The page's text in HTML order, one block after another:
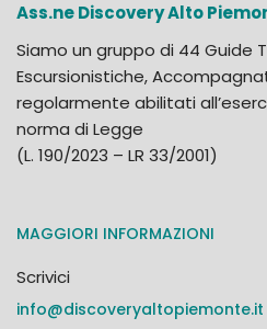
Ass.ne Discovery Alto
Siamo un gruppo di 44 Guide
Escursionistiche,
regolarmente abilitati
norma di Legge
(L. 190/2023 – LR 33/2001)
MAGGIORI INFORMAZIONI
Scrivici
info@discoveryaltopiemonte.it